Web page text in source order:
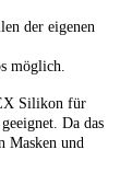
der eigenen
möglich.
Silikon für
Da das
Masken und